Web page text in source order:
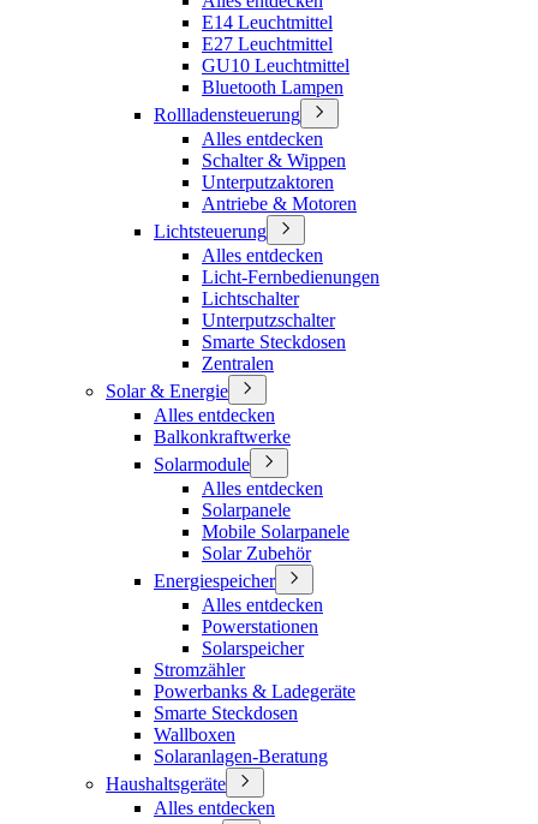
E14 Leuchtmittel
E27 Leuchtmittel
GU10 Leuchtmittel
Bluetooth Lampen
Rollladensteuerung
Alles entdecken
Schalter & Wippen
Unterputzaktoren
Antriebe & Motoren
Lichtsteuerung
Alles entdecken
Licht-Fernbedienungen
Lichtschalter
Unterputzschalter
Smarte Steckdosen
Zentralen
Solar & Energie
Alles entdecken
Balkonkraftwerke
Solarmodule
Alles entdecken
Solarpanele
Mobile Solarpanele
Solar Zubehör
Energiespeicher
Alles entdecken
Powerstationen
Solarspeicher
Stromzähler
Powerbanks & Ladegeräte
Smarte Steckdosen
Wallboxen
Solaranlagen-Beratung
Haushaltsgeräte
Alles entdecken